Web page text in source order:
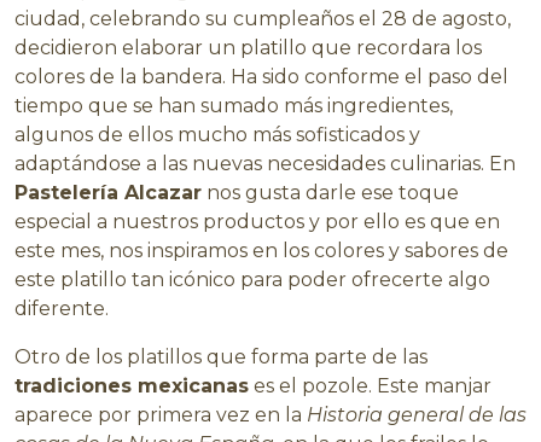
ciudad, celebrando su cumpleaños el 28 de agosto,
decidieron elaborar un platillo que recordara los
colores de la bandera. Ha sido conforme el paso del
tiempo que se han sumado más ingredientes,
algunos de ellos mucho más sofisticados y
adaptándose a las nuevas necesidades culinarias. En
Pastelería Alcazar nos gusta darle ese toque
especial a nuestros productos y por ello es que en
este mes, nos inspiramos en los colores y sabores de
este platillo tan icónico para poder ofrecerte algo
diferente.
Otro de los platillos que forma parte de las
tradiciones mexicanas es el pozole. Este manjar
aparece por primera vez en la Historia general de las